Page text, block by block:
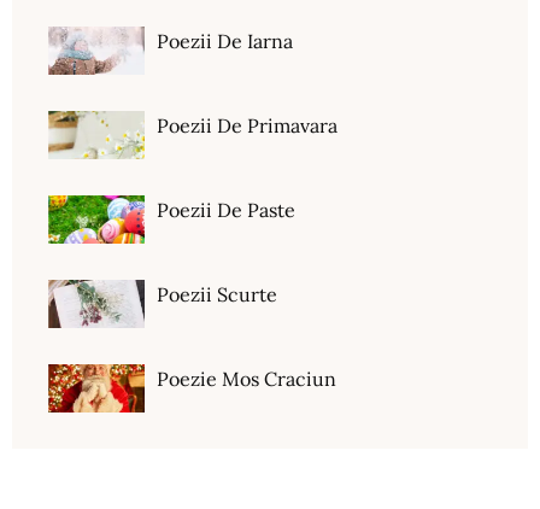
Poezii De Iarna
Poezii De Primavara
Poezii De Paste
Poezii Scurte
Poezie Mos Craciun